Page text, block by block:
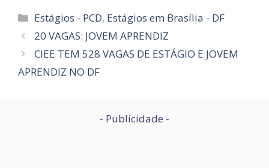
Categorias
Estágios - PCD, Estágios em Brasília - DF
20 VAGAS: JOVEM APRENDIZ
CIEE TEM 528 VAGAS DE ESTÁGIO E JOVEM
APRENDIZ NO DF
- Publicidade -